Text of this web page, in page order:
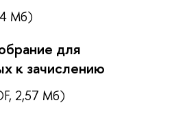
Мб)
для
к зачислению
2,57 Мб)